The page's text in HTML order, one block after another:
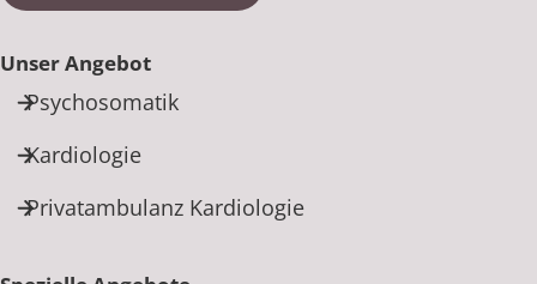
Unser Angebot
Psychosomatik
Kardiologie
Privatambulanz Kardiologie